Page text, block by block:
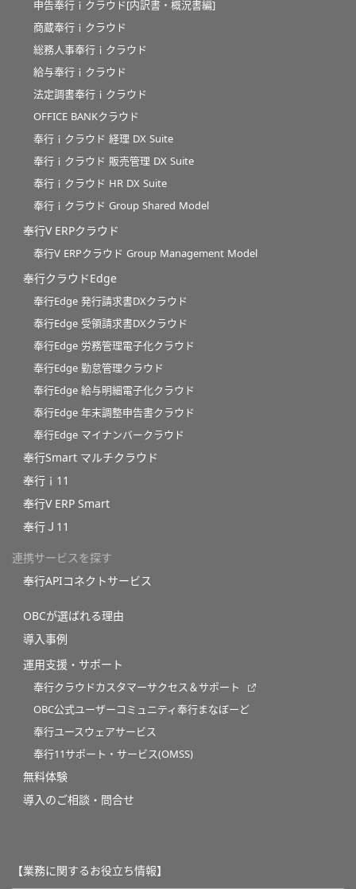
申告奉行ｉクラウド[内訳書・概況書編]
商蔵奉行ｉクラウド
総務人事奉行ｉクラウド
給与奉行ｉクラウド
法定調書奉行ｉクラウド
OFFICE BANKクラウド
奉行ｉクラウド 経理 DX Suite
奉行ｉクラウド 販売管理 DX Suite
奉行ｉクラウド HR DX Suite
奉行ｉクラウド Group Shared Model
奉行V ERPクラウド
奉行V ERPクラウド Group Management Model
奉行クラウドEdge
奉行Edge 発行請求書DXクラウド
奉行Edge 受領請求書DXクラウド
奉行Edge 労務管理電子化クラウド
奉行Edge 勤怠管理クラウド
奉行Edge 給与明細電子化クラウド
奉行Edge 年末調整申告書クラウド
奉行Edge マイナンバークラウド
奉行Smart マルチクラウド
奉行ｉ11
奉行V ERP Smart
奉行Ｊ11
連携サービスを探す
奉行APIコネクトサービス
OBCが選ばれる理由
導入事例
運用支援・サポート
奉行クラウドカスタマーサクセス＆サポート
OBC公式ユーザーコミュニティ奉行まなぼーど
奉行ユースウェアサービス
奉行11サポート・サービス(OMSS)
無料体験
導入のご相談・問合せ
【業務に関するお役立ち情報】